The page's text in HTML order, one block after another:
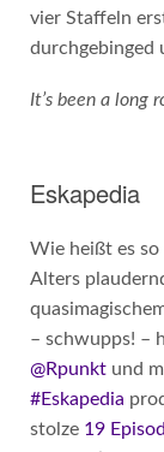
vier Staffeln
durchgebinged
It’s been a long
Eskapedia
Wie heißt es
Alters
– schwupps! –
@Rpunktund
#Eskapedia
stolze 19